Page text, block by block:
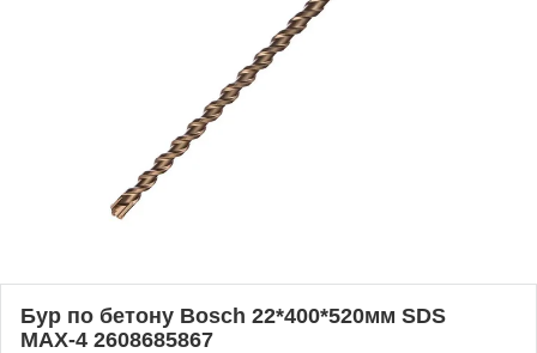
Бур по бетону Bosch 22*400*520мм SDS
MAХ-4 2608685867